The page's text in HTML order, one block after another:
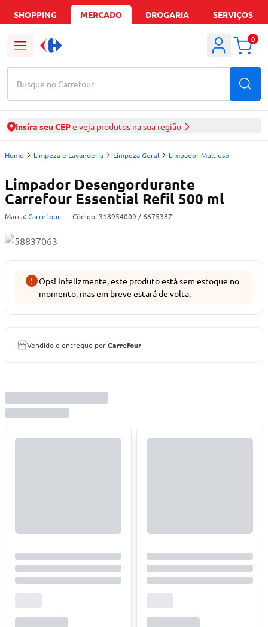
SHOPPING MERCADO DROGARIA SERVIÇOS
Busque no Carrefour
0
Insira seu CEPe veja produtos na sua região
Home Limpeza e Lavanderia Limpeza Geral Limpador Multiuso
Limpador Desengordurante
Carrefour Essential Refil 500 ml
Marca: Carrefour - Código: 318954009 / 6675387
Ops! Infelizmente, este produto está sem estoque no
momento, mas em breve estará de volta.
Vendido e entregue porCarrefour